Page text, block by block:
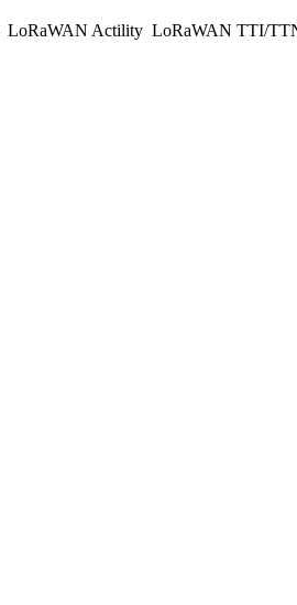
LoRaWAN Actility LoRaWAN TTI/